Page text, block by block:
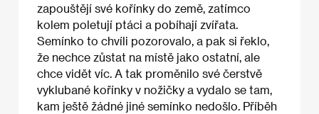
zapouštějí své kořínky do země, zatímco
kolem poletují ptáci a pobíhají zvířata.
Semínko to chvíli pozorovalo, a pak si řeklo,
že nechce zůstat na místě jako ostatní, ale
chce vidět víc. A tak proměnilo své čerstvě
vyklubané kořínky v nožičky a vydalo se tam,
kam ještě žádné jiné semínko nedošlo. Příběh